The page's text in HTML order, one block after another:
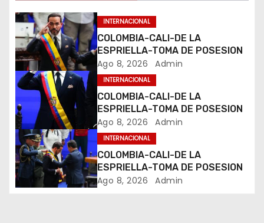
ó
n
d
e
e
n
t
r
INTERNACIONAL
COLOMBIA-CALI-DE LA
ESPRIELLA-TOMA DE POSESION
Ago 8, 2026 Admin
INTERNACIONAL
COLOMBIA-CALI-DE LA
ESPRIELLA-TOMA DE POSESION
Ago 8, 2026 Admin
INTERNACIONAL
COLOMBIA-CALI-DE LA
ESPRIELLA-TOMA DE POSESION
Ago 8, 2026 Admin